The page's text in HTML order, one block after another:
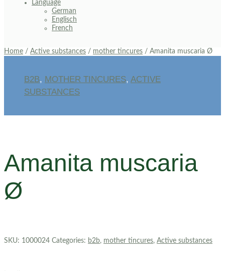
Language
German
Englisch
French
Home / Active substances / mother tincures / Amanita muscaria Ø
B2B, MOTHER TINCURES, ACTIVE
SUBSTANCES
Amanita muscaria
Ø
SKU: 1000024 Categories: b2b, mother tincures, Active substances